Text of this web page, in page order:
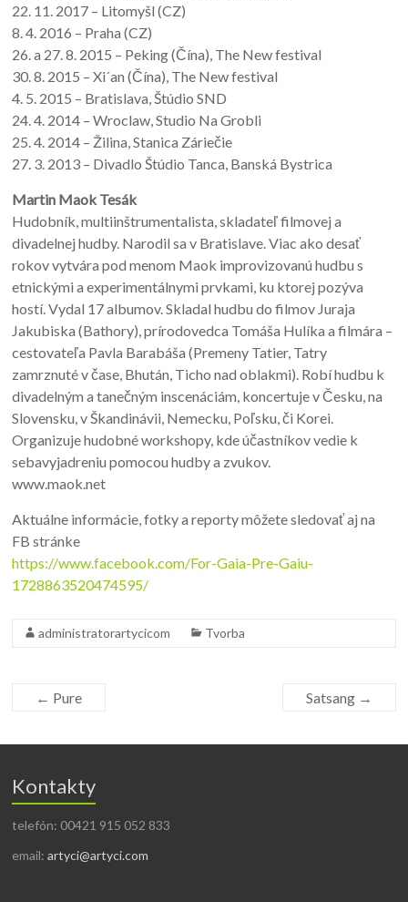
22. 11. 2017 – Litomyšl (CZ)
8. 4. 2016 – Praha (CZ)
26. a 27. 8. 2015 – Peking (Čína), The New festival
30. 8. 2015 – Xi´an (Čína), The New festival
4. 5. 2015 – Bratislava, Štúdio SND
24. 4. 2014 – Wroclaw, Studio Na Grobli
25. 4. 2014 – Žilina, Stanica Záriečie
27. 3. 2013 – Divadlo Štúdio Tanca, Banská Bystrica
Martin Maok Tesák
Hudobník, multiinštrumentalista, skladateľ filmovej a
divadelnej hudby. Narodil sa v Bratislave. Viac ako desať
rokov vytvára pod menom Maok improvizovanú hudbu s
etnickými a experimentálnymi prvkami, ku ktorej pozýva
hostí. Vydal 17 albumov. Skladal hudbu do filmov Juraja
Jakubiska (Bathory), prírodovedca Tomáša Hulíka a filmára –
cestovateľa Pavla Barabáša (Premeny Tatier, Tatry
zamrznuté v čase, Bhután, Ticho nad oblakmi). Robí hudbu k
divadelným a tanečným inscenáciám, koncertuje v Česku, na
Slovensku, v Škandinávii, Nemecku, Poľsku, či Korei.
Organizuje hudobné workshopy, kde účastníkov vedie k
sebavyjadreniu pomocou hudby a zvukov.
www.maok.net
Aktuálne informácie, fotky a reporty môžete sledovať aj na
FB stránke
https://www.facebook.com/For-Gaia-Pre-Gaiu-
1728863520474595/
administratorartycicom Tvorba
← Pure Satsang →
Kontakty
telefón: 00421 915 052 833
email:artyci@artyci.com